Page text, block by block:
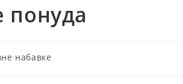
набавке